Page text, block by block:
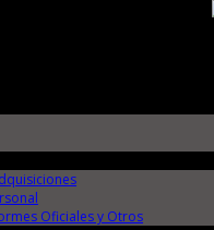
Oficiales y Otros